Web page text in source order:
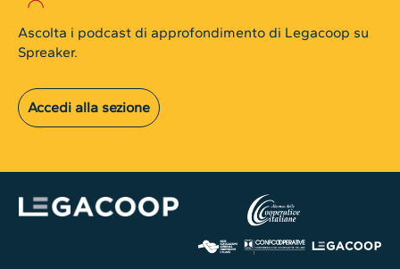
Ascolta i podcast di approfondimento di Legacoop su
Spreaker.
Accedi alla sezione